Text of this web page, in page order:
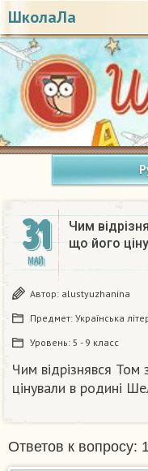
ШколаЛа
31
МАЙ
Чим
що його
Автор: alustyuzhanina
Предмет: Українська
Уровень: 5 - 9 класс
Чим відрізнявся
цінували в родині
Ответов к вопросу: